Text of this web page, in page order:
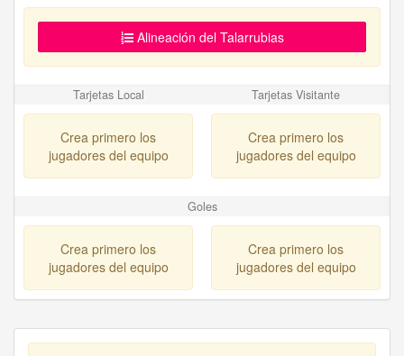
Alineación del Talarrubias
Tarjetas Local Tarjetas Visitante
Crea primero los
jugadores del equipo
Crea primero los
jugadores del equipo
Goles
Crea primero los
jugadores del equipo
Crea primero los
jugadores del equipo